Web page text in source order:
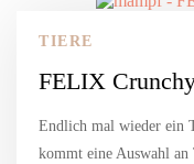
TIERE
FELIX
Endlich mal wieder ein
kommt eine Auswahl